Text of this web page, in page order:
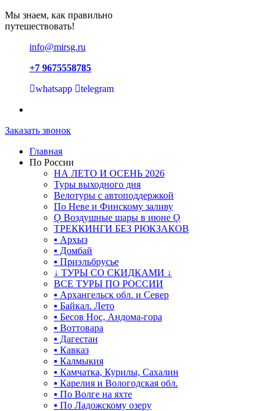
Мы знаем, как правильно
путешествовать!
info@mirsg.ru
+7 9675558785
whatsapp
telegram
Заказать звонок
Главная
По России
НА ЛЕТО И ОСЕНЬ 2026
Туры выходного дня
Велотуры с автоподдержкой
По Неве и Финскому заливу
Ǫ Воздушные шары в июне Ǫ
ТРЕККИНГИ БЕЗ РЮКЗАКОВ
▪ Архыз
▪ Домбай
▪ Приэльбрусье
↓ ТУРЫ СО СКИДКАМИ ↓
ВСЕ ТУРЫ ПО РОССИИ
▪ Архангельск обл. и Север
▪ Байкал. Лето
▪ Бесов Нос, Андома-гора
▪ Воттовара
▪ Дагестан
▪ Кавказ
▪ Калмыкия
▪ Камчатка, Курилы, Сахалин
▪ Карелия и Вологодская обл.
▪ По Волге на яхте
▪ По Ладожскому озеру